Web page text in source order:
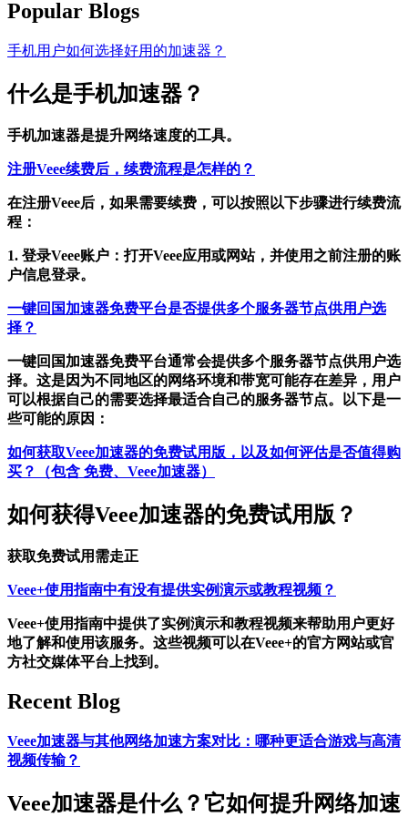
Popular Blogs
手机用户如何选择好用的加速器？
什么是手机加速器？
手机加速器是提升网络速度的工具。
注册Veee续费后，续费流程是怎样的？
在注册Veee后，如果需要续费，可以按照以下步骤进行续费流
程：
1. 登录Veee账户：打开Veee应用或网站，并使用之前注册的账
户信息登录。
一键回国加速器免费平台是否提供多个服务器节点供用户选
择？
一键回国加速器免费平台通常会提供多个服务器节点供用户选
择。这是因为不同地区的网络环境和带宽可能存在差异，用户
可以根据自己的需要选择最适合自己的服务器节点。以下是一
些可能的原因：
如何获取Veee加速器的免费试用版，以及如何评估是否值得购
买？（包含 免费、Veee加速器）
如何获得Veee加速器的免费试用版？
获取免费试用需走正
Veee+使用指南中有没有提供实例演示或教程视频？
Veee+使用指南中提供了实例演示和教程视频来帮助用户更好
地了解和使用该服务。这些视频可以在Veee+的官方网站或官
方社交媒体平台上找到。
Recent Blog
Veee加速器与其他网络加速方案对比：哪种更适合游戏与高清
视频传输？
Veee加速器是什么？它如何提升网络加速